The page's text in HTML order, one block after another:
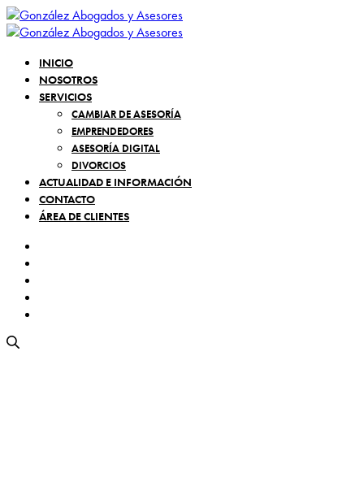
INICIO
NOSOTROS
SERVICIOS
CAMBIAR DE ASESORÍA
EMPRENDEDORES
ASESORÍA DIGITAL
DIVORCIOS
ACTUALIDAD E INFORMACIÓN
CONTACTO
ÁREA DE CLIENTES